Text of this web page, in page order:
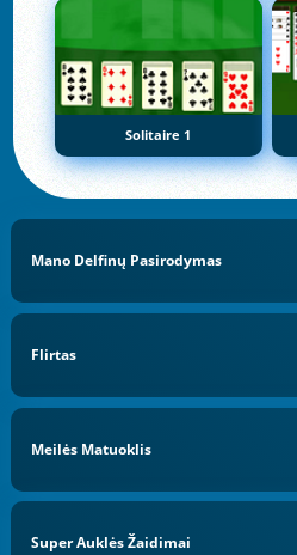
Solitaire 1
Mano Delfinų Pasirodymas
Flirtas
Meilės Matuoklis
Super Auklės Žaidimai